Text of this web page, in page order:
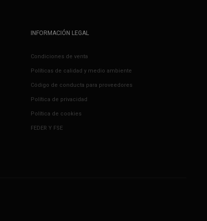
INFORMACIÓN LEGAL
Condiciones de venta
Políticas de calidad y medio ambiente
Código de conducta para proveedores
Política de privacidad
Política de cookies
FEDER Y FSE